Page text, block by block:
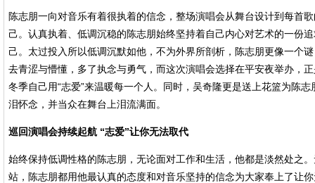
陈志朋一向对音乐有着很执着的信念，整场演唱会从舞台设计到每首
己。认真执着、低调沉稳的陈志朋始终坚持着自己内心对艺术的一份
己。太过投入所以低调沉默如他，不为外界所剖析，陈志朋更像一个
去青涩与懵懂，多了执念与勇气，而这次演唱会选择在平安夜举办，
冬季自己用“志爱”来温暖每一个人。同时，吴奇隆更是送上花篮为陈
泪怀念，并当众在舞台上泪流满面。
巡回演唱会持续起航 “志爱”让你无法取代
始终保持低调性格的陈志朋，无论面对工作和生活，他都是淡然处之
站，陈志朋都用他最认真的态度和对音乐坚持的信念为大家奉上了让